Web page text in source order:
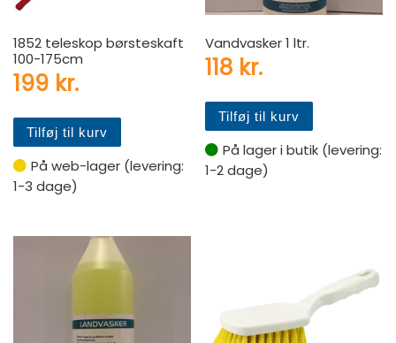
1852 teleskop børsteskaft
100-175cm
199 kr.
Tilføj til kurv
På web-lager (levering:
1-3 dage)
Vandvasker 1 ltr.
118 kr.
Tilføj til kurv
På lager i butik (levering:
1-2 dage)